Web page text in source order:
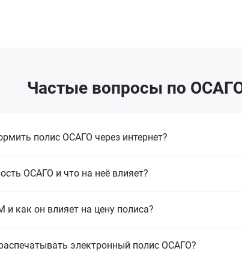
Частые вопросы по ОСАГО
полис ОСАГО через интернет?
ОСАГО и что на неё влияет?
и как он влияет на цену полиса?
электронный полис ОСАГО?